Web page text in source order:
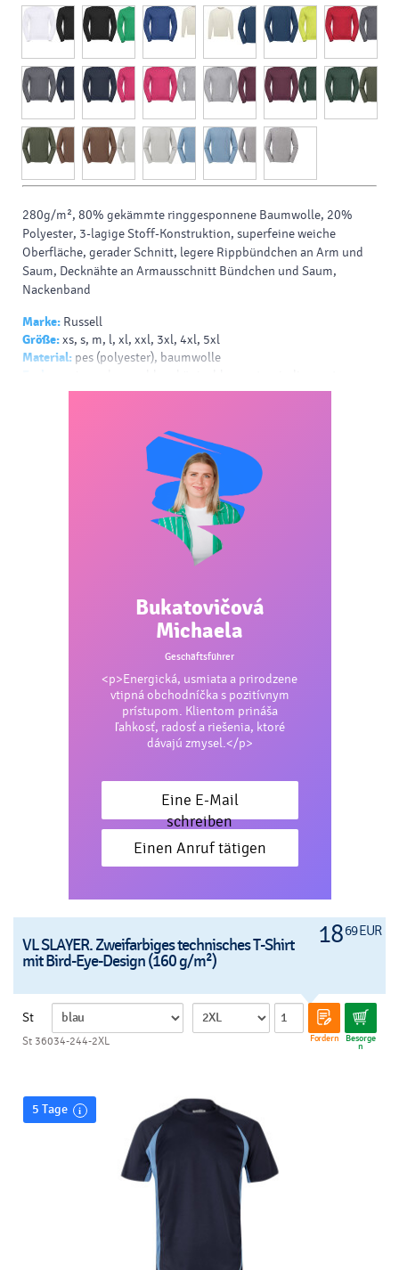
280g/m², 80% gekämmte ringgesponnene Baumwolle, 20%
Polyester, 3-lagige Stoff-Konstruktion, superfeine weiche
Oberfläche, gerader Schnitt, legere Rippbündchen an Arm und
Saum, Decknähte an Armausschnitt Bündchen und Saum,
Nackenband
Marke: Russell
Größe:xs, s, m, l, xl, xxl, 3xl, 4xl, 5xl
Material: pes (polyester), baumwolle
marineblau, fuchsie, hellgrau, burgund, grün, dunkelgrün, grüne
siebdruck - papierdruck - b, transferdruck - v, siebdruck
auf t-shirts - v, drucken - sublimation, siebdruck - helles t-shirt -
b, siebdruck - dunkles t-shirt - b
Bukatovičová
Michaela
Geschäftsführer
<p>Energická, usmiata a prirodzene
vtipná obchodníčka s pozitívnym
prístupom. Klientom prináša
ľahkosť, radosť a riešenia, ktoré
dávajú zmysel.</p>
Eine E-Mail
schreiben
Einen Anruf tätigen
1869 EUR
VL SLAYER. Zweifarbiges technisches T-Shirt
mit Bird-Eye-Design (160 g/m²)
St
Fordern Besorge
n
St 36034-244-2XL
5 Tage